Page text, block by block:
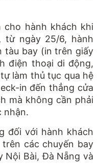
cho hành khách khi
từ ngày 25/6, hành
tàu bay (in trên giấy
điện thoại di động,
làm thủ tục qua hệ
in đến thẳng cửa
mà không cần phải
nhận.
đối với hành khách
các chuyến bay
Nội Bài, Đà Nẵng và